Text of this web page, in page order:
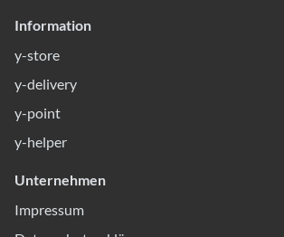
Information
y-store
y-delivery
y-point
y-helper
Unternehmen
Impressum